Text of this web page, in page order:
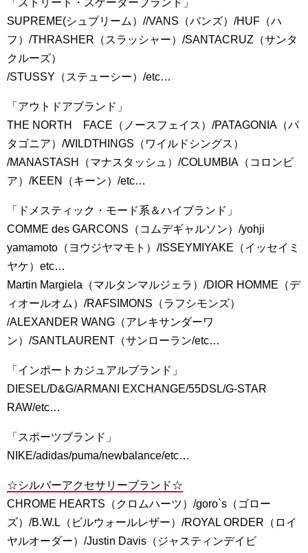
「ストリート・スケーターブランド」
SUPREME(シュプリーム）//VANS（バンズ）/HUF（ハ
フ）/THRASHER（スラッシャー）/SANTACRUZ（サンタ
クルーズ）
/STUSSY（ステューシー）/etc…
「アウトドアブランド」
THE NORTH FACE（ノースフェイス）/PATAGONIA（パ
タゴニア）/WILDTHINGS（ワイルドシングス）
/MANASTASH（マナスタッシュ）/COLUMBIA（コロンビ
ア）/KEEN（キーン）/etc…
「ドメスティック・モード系＆ハイブランド」
COMME des GARCONS（コムデギャルソン）/yohji
yamamoto（ヨウジヤマモト）/ISSEYMIYAKE（イッセイミ
ヤケ）etc…
Martin Margiela（マルタンマルジェラ）/DIOR HOMME（デ
ィオールオム）/RAFSIMONS（ラフシモンズ）
/ALEXANDER WANG（アレキサンダーワ
ン）/SANTLAURENT（サンローラン/etc…
「インポートカジュアルブランド」
DIESEL/D&G/ARMANI EXCHANGE/55DSL/G-STAR
RAW/etc…
「スポーツブランド」
NIKE/adidas/puma/newbalance/etc…
☆シルバーアクセサリーブランド☆
CHROME HEARTS（クロムハーツ）/goro`s（ゴロー
ズ）/B.W.L（ビルウォールレザー）/ROYAL ORDER（ロイ
ヤルオーダー）/Justin Davis（ジャスティンデイビ